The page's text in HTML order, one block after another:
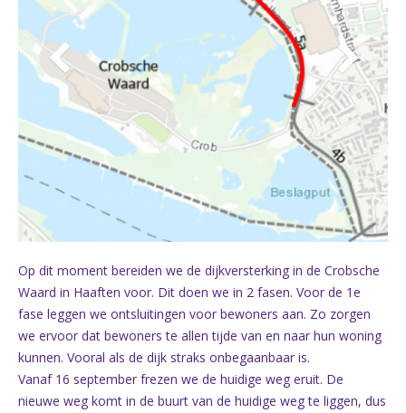
Op dit moment bereiden we de dijkversterking in de Crobsche
Waard in Haaften voor. Dit doen we in 2 fasen. Voor de 1e
fase leggen we ontsluitingen voor bewoners aan. Zo zorgen
we ervoor dat bewoners te allen tijde van en naar hun woning
kunnen. Vooral als de dijk straks onbegaanbaar is.
Vanaf 16 september frezen we de huidige weg eruit. De
nieuwe weg komt in de buurt van de huidige weg te liggen, dus